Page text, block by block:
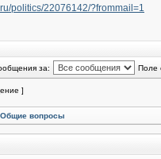
politics/22076142/?frommail=1
за: Поле
]
Общие вопросы